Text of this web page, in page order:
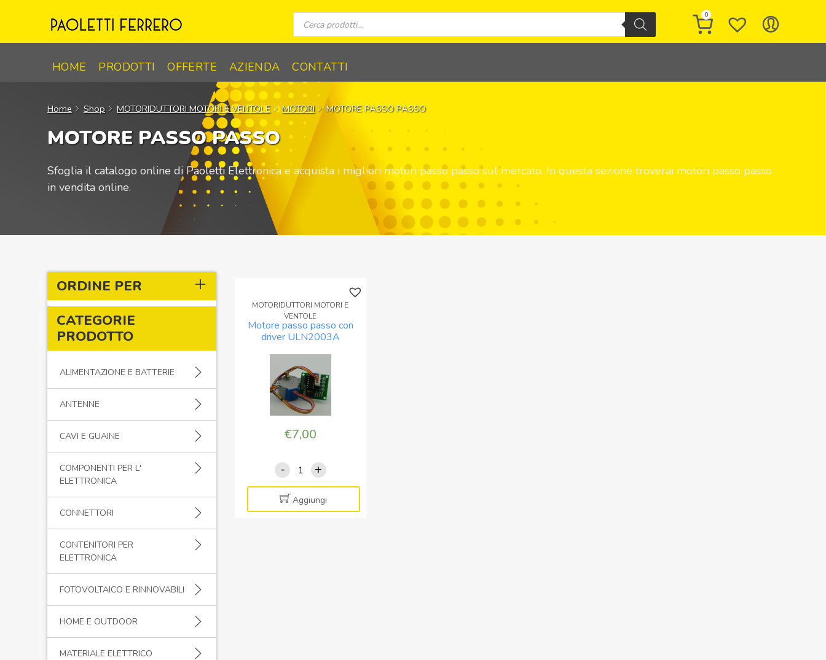
Ricerca
prodotti
0
HOME PRODOTTI OFFERTE AZIENDA CONTATTI
Home Shop MOTORIDUTTORI MOTORI E VENTOLE MOTORI MOTORE PASSO PASSO
MOTORE PASSO PASSO
Sfoglia il catalogo online di Paoletti Elettronica e acquista i migliori motori passo passo sul mercato. In questa sezione troverai motori passo passo
in vendita online.
ORDINE PER
CATEGORIE
PRODOTTO
ALIMENTAZIONE E BATTERIE
ANTENNE
CAVI E GUAINE
COMPONENTI PER L'
ELETTRONICA
CONNETTORI
CONTENITORI PER
ELETTRONICA
FOTOVOLTAICO E RINNOVABILI
HOME E OUTDOOR
MATERIALE ELETTRICO
MOTORIDUTTORI MOTORI E
VENTOLE
Motore passo passo con
driver ULN2003A
€7,00
-
Motore
passo
passo
con
+
Aggiungi